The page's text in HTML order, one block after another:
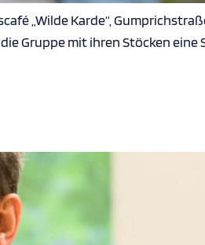
„Wilde Karde“,
Gruppe mit ihren Stöcken eine